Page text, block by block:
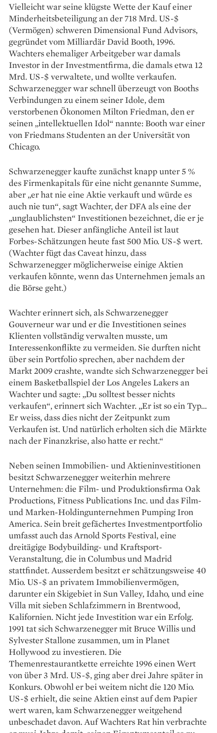
Vielleicht war seine klügste Wette der Kauf einer
Minderheitsbeteiligung an der 718 Mrd. US-$
(Vermögen) schweren Dimensional Fund Advisors,
gegründet vom Milliardär David Booth, 1996.
Wachters ehemaliger Arbeitgeber war damals
Investor in der Investmentfirma, die damals etwa 12
Mrd. US-$ verwaltete, und wollte verkaufen.
Schwarzenegger war schnell überzeugt von Booths
Verbindungen zu einem seiner Idole, dem
verstorbenen Ökonomen Milton Friedman, den er
seinen „intellektuellen Idol“ nannte: Booth war einer
von Friedmans Studenten an der Universität von
Chicago.
Schwarzenegger kaufte zunächst knapp unter 5 %
des Firmenkapitals für eine nicht genannte Summe,
aber „er hat nie eine Aktie verkauft und würde es
auch nie tun“, sagt Wachter, der DFA als eine der
„unglaublichsten“ Investitionen bezeichnet, die er je
gesehen hat. Dieser anfängliche Anteil ist laut
Forbes-Schätzungen heute fast 500 Mio. US-$ wert.
(Wachter fügt das Caveat hinzu, dass
Schwarzenegger möglicherweise einige Aktien
verkaufen könnte, wenn das Unternehmen jemals an
die Börse geht.)
Wachter erinnert sich, als Schwarzenegger
Gouverneur war und er die Investitionen seines
Klienten vollständig verwalten musste, um
Interessenkonflikte zu vermeiden. Sie durften nicht
über sein Portfolio sprechen, aber nachdem der
Markt 2009 crashte, wandte sich Schwarzenegger bei
einem Basketballspiel der Los Angeles Lakers an
Wachter und sagte: „Du solltest besser nichts
verkaufen“, erinnert sich Wachter. „Er ist so ein Typ...
Er weiss, dass dies nicht der Zeitpunkt zum
Verkaufen ist. Und natürlich erholten sich die Märkte
nach der Finanzkrise, also hatte er recht.“
Neben seinen Immobilien- und Aktieninvestitionen
besitzt Schwarzenegger weiterhin mehrere
Unternehmen: die Film- und Produktionsfirma Oak
Productions, Fitness Publications Inc. und das Film-
und Marken-Holdingunternehmen Pumping Iron
America. Sein breit gefächertes Investmentportfolio
umfasst auch das Arnold Sports Festival, eine
dreitägige Bodybuilding- und Kraftsport-
Veranstaltung, die in Columbus und Madrid
stattfindet. Ausserdem besitzt er schätzungsweise 40
Mio. US-$ an privatem Immobilienvermögen,
darunter ein Skigebiet in Sun Valley, Idaho, und eine
Villa mit sieben Schlafzimmern in Brentwood,
Kalifornien. Nicht jede Investition war ein Erfolg.
1991 tat sich Schwarzenegger mit Bruce Willis und
Sylvester Stallone zusammen, um in Planet
Hollywood zu investieren. Die
Themenrestaurantkette erreichte 1996 einen Wert
von über 3 Mrd. US-$, ging aber drei Jahre später in
Konkurs. Obwohl er bei weitem nicht die 120 Mio.
US-$ erhielt, die seine Aktien einst auf dem Papier
wert waren, kam Schwarzenegger weitgehend
unbeschadet davon. Auf Wachters Rat hin verbrachte